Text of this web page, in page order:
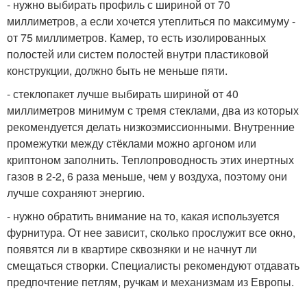
- нужно выбирать профиль с шириной от 70
миллиметров, а если хочется утеплиться по максимуму -
от 75 миллиметров. Камер, то есть изолированных
полостей или систем полостей внутри пластиковой
конструкции, должно быть не меньше пяти.
- стеклопакет лучше выбирать шириной от 40
миллиметров минимум с тремя стеклами, два из которых
рекомендуется делать низкоэмиссионными. Внутренние
промежутки между стёклами можно аргоном или
криптоном заполнить. Теплопроводность этих инертных
газов в 2-2, 6 раза меньше, чем у воздуха, поэтому они
лучше сохраняют энергию.
- нужно обратить внимание на то, какая используется
фурнитура. От нее зависит, сколько прослужит все окно,
появятся ли в квартире сквозняки и не начнут ли
смещаться створки. Специалисты рекомендуют отдавать
предпочтение петлям, ручкам и механизмам из Европы.